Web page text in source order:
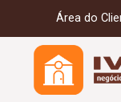
Área do